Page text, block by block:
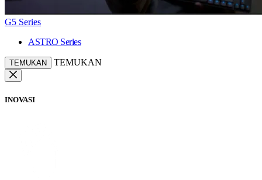
G5 Series
ASTRO Series
TEMUKAN TEMUKAN
INOVASI